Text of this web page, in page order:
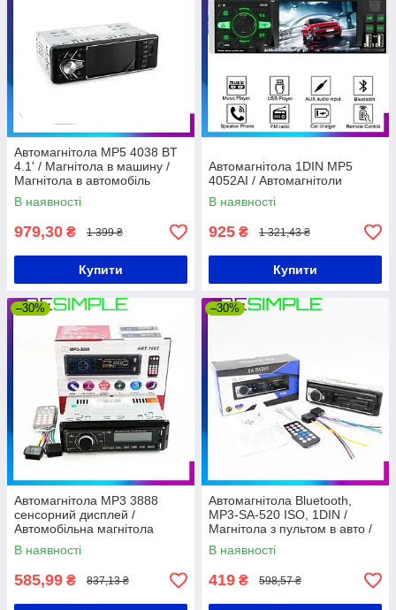
Автомагнітола MP5 4038 BT
4.1' / Магнітола в машину /
Магнітола в автомобіль
В наявності
979,30 ₴ 1 399 ₴
Купити
Автомагнітола 1DIN MP5
4052AI / Автомагнітоли
В наявності
925 ₴ 1 321,43 ₴
Купити
–30%
Автомагнітола MP3 3888
сенсорний дисплей /
Автомобільна магнітола
В наявності
585,99 ₴ 837,13 ₴
–30%
Автомагнітола Bluetooth,
MP3-SA-520 ISO, 1DIN /
Магнітола з пультом в авто /
Магнітола з USB та AUX
В наявності
419 ₴ 598,57 ₴